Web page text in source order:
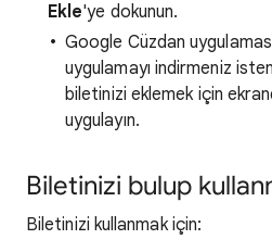
Ekle'ye dokunun.
Google Cüzdan
uygulamayı indirmeniz
biletinizi eklemek için
uygulayın.
Biletinizi bulup
Biletinizi kullanmak için: